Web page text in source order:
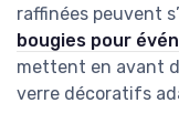
raffinées peuvent
bougies pour
mettent en avant
verre décoratifs